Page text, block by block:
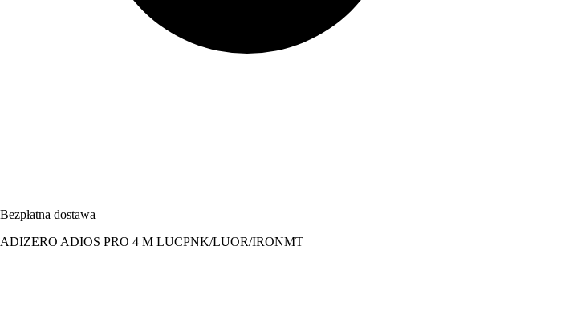
Bezpłatna dostawa
ADIZERO ADIOS PRO 4 M LUCPNK/LUOR/IRONMT